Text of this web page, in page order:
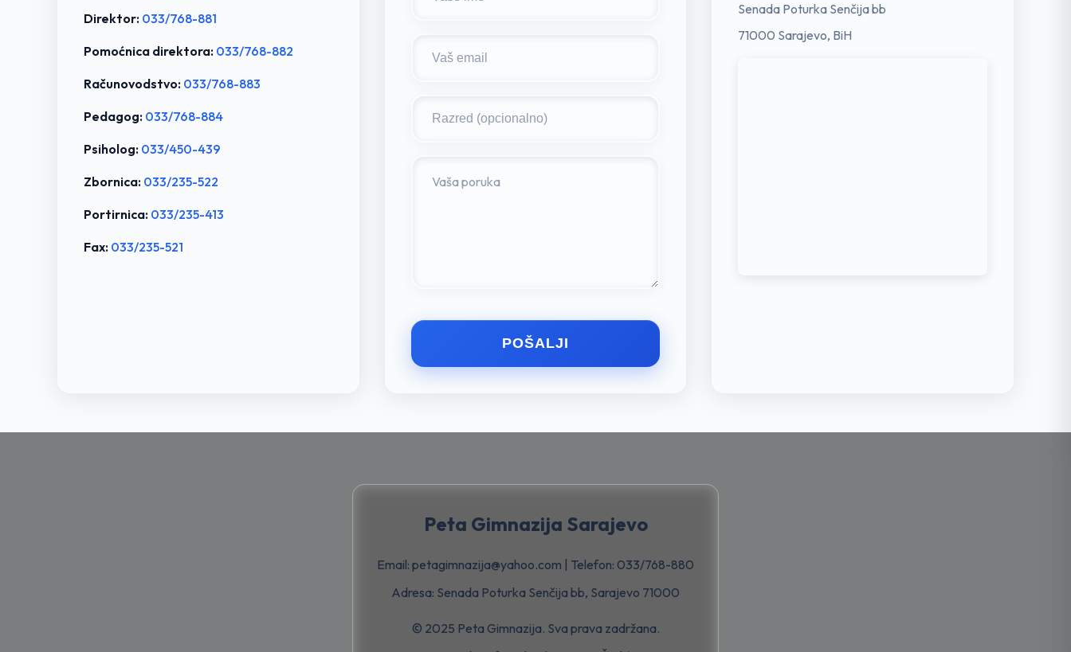
Direktor: 033/768-881
Pomoćnica direktora: 033/768-882
Računovodstvo: 033/768-883
Pedagog: 033/768-884
Psiholog: 033/450-439
Zbornica: 033/235-522
Portirnica: 033/235-413
Fax: 033/235-521
POŠALJI
Senada Poturka Senčija bb
71000 Sarajevo, BiH
Peta Gimnazija Sarajevo
Email: petagimnazija@yahoo.com | Telefon: 033/768-880
Adresa: Senada Poturka Senčija bb, Sarajevo 71000
© 2025 Peta Gimnazija. Sva prava zadržana.